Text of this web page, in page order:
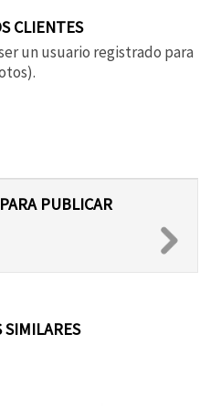
CLIENTES
un usuario registrado para
PUBLICAR
SIMILARES